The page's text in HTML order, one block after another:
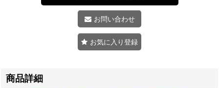
お問い合わせ
お気に入り登録
商品詳細